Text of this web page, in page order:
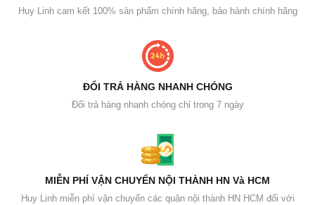
Huy Linh cam kết 100% sản phẩm chính hãng, bảo hành chính hãng
ĐỔI TRẢ HÀNG NHANH CHÓNG
Đổi trả hàng nhanh chóng chỉ trong 7 ngày
MIỄN PHÍ VẬN CHUYỂN NỘI THÀNH HN Và HCM
Huy Linh miễn phí vận chuyển các quận nội thành HN HCM đối với